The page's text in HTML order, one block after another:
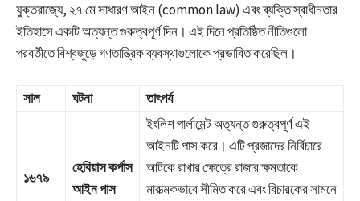
যুক্তরাজ্যে, ২৭ মে সাধারণ আইন (common law) এবং ব্যক্তি স্বাধীনতার
ইতিহাসে একটি অত্যন্ত গুরুত্বপূর্ণ দিন। এই দিনে প্রতিষ্ঠিত নীতিগুলো
পরবর্তীতে বিশ্বজুড়ে গণতান্ত্রিক ব্যবস্থাগুলোকে প্রভাবিত করেছিল।
সাল ঘটনা তাৎপর্য
১৬৭৯
হেবিয়াস কর্পাস
আইন পাস
ইংলিশ পার্লামেন্ট অত্যন্ত গুরুত্বপূর্ণ এই
আইনটি পাস করে। এটি প্রজাদের নির্বিচারে
আটকে রাখার ক্ষেত্রে রাজার ক্ষমতাকে
মারাত্মকভাবে সীমিত করে এবং বিচারকের সামনে